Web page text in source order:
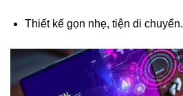
Thiết kế gọn nhẹ, tiện di chuyển.